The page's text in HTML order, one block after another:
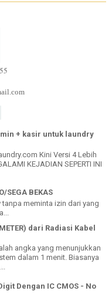
+ kasir untuk laundry
Kini Versi 4 Lebih
KEJADIAN SEPERTI INI
SEGA BEKAS
meminta izin dari yang
dari Radiasi Kabel
angka yang menunjukkan
dalam 1 menit. Biasanya
Dengan IC CMOS - No